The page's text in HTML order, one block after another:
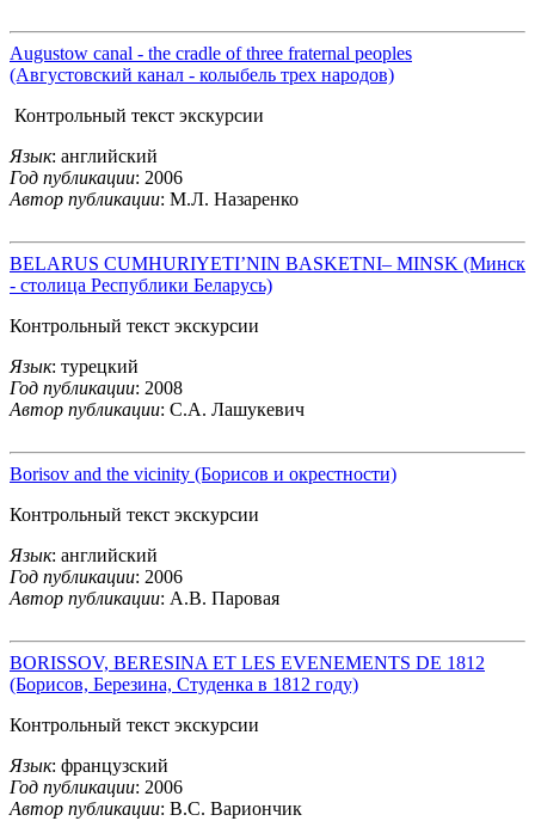
Augustow canal - the cradle of three fraternal peoples
(Августовский канал - колыбель трех народов)
Контрольный текст экскурсии
Язык: английский
Год публикации: 2006
Автор публикации: М.Л. Назаренко
BELARUS CUMHURIYETI’NIN BASKETNI– MINSK (Минск
- столица Республики Беларусь)
Контрольный текст экскурсии
Язык: турецкий
Год публикации: 2008
Автор публикации: С.А. Лашукевич
Borisov and the vicinity (Борисов и окрестности)
Контрольный текст экскурсии
Язык: английский
Год публикации: 2006
Автор публикации: А.В. Паровая
BORISSOV, BERESINA ET LES EVENEMENTS DE 1812
(Борисов, Березина, Студенка в 1812 году)
Контрольный текст экскурсии
Язык: французский
Год публикации: 2006
Автор публикации: В.С. Вариончик